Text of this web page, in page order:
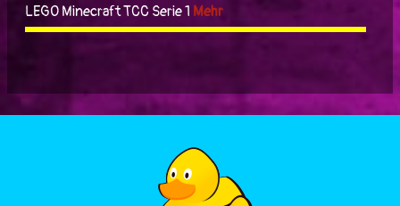
LEGO Minecraft TCC Serie 1 Mehr